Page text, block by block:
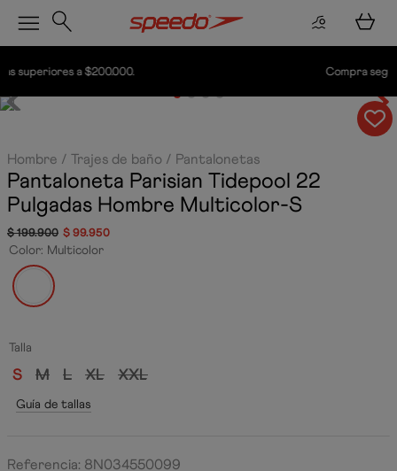
Hombre Trajes de baño Pantalonetas
Pantaloneta Parisian Tidepool 22
Pulgadas Hombre Multicolor-S
$199.900 $ 99.950
Color: Multicolor
Talla
S M L XL XXL
Guía de tallas
Referencia: 8N034550099